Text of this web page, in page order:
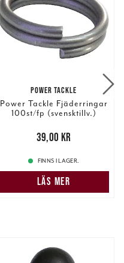
POWER TACKLE
Power Tackle Fjäderringar
100st/fp (svensktillv.)
39,00 kr
39,00 kr
FINNS I LAGER.
LÄS MER